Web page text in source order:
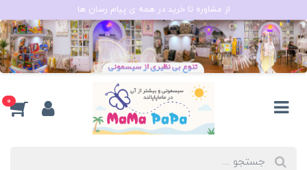
از مشاوره تا خرید در همه ی پیام رسان ها
0